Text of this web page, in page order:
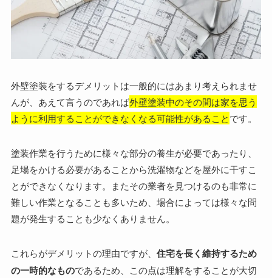
外壁塗装をするデメリットは一般的にはあまり考えられませ
んが、あえて言うのであれば外壁塗装中のその間は家を思う
ように利用することができなくなる可能性があることです。
塗装作業を行うために様々な部分の養生が必要であったり、
足場をかける必要があることから洗濯物などを屋外に干すこ
とができなくなります。またその業者を見つけるのも非常に
難しい作業となることも多いため、場合によっては様々な問
題が発生することも少なくありません。
これらがデメリットの理由ですが、 住宅を長く維持するため
の一時的なものであるため、この点は理解をすることが大切